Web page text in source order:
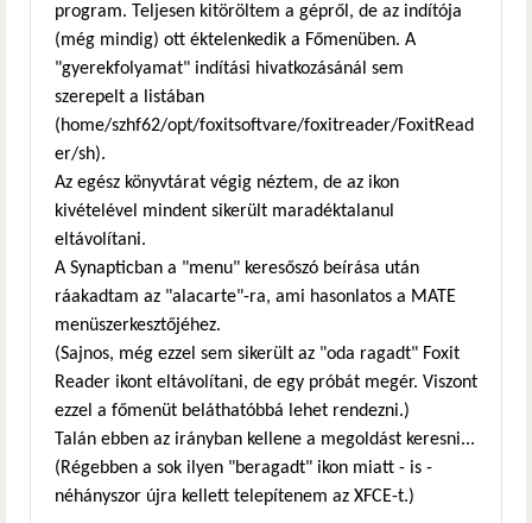
program. Teljesen kitöröltem a gépről, de az indítója
(még mindig) ott éktelenkedik a Főmenüben. A
"gyerekfolyamat" indítási hivatkozásánál sem
szerepelt a listában
(home/szhf62/opt/foxitsoftvare/foxitreader/FoxitRead
er/sh).
Az egész könyvtárat végig néztem, de az ikon
kivételével mindent sikerült maradéktalanul
eltávolítani.
A Synapticban a "menu" keresőszó beírása után
ráakadtam az "alacarte"-ra, ami hasonlatos a MATE
menüszerkesztőjéhez.
(Sajnos, még ezzel sem sikerült az "oda ragadt" Foxit
Reader ikont eltávolítani, de egy próbát megér. Viszont
ezzel a főmenüt beláthatóbbá lehet rendezni.)
Talán ebben az irányban kellene a megoldást keresni...
(Régebben a sok ilyen "beragadt" ikon miatt - is -
néhányszor újra kellett telepítenem az XFCE-t.)